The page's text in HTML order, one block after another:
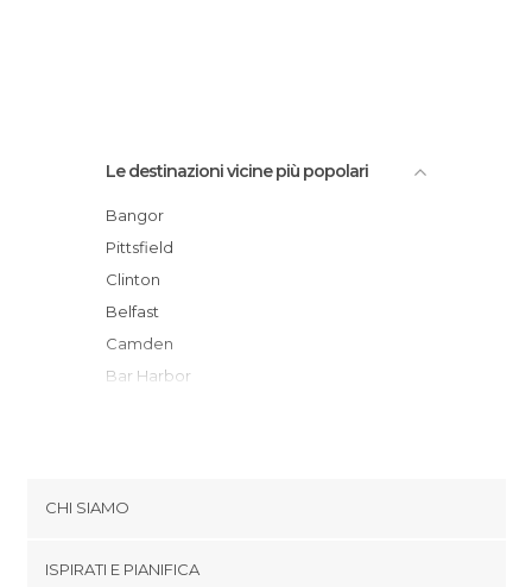
Le destinazioni vicine più popolari
Bangor
Pittsfield
Clinton
Belfast
Camden
Bar Harbor
Lewiston
Minot
CHI SIAMO
ISPIRATI E PIANIFICA